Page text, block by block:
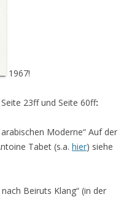
1967!
Seite 23ff und Seite 60ff:
Moderne“ Auf der
Tabet (s.a. hier) siehe
Beiruts Klang“ (in der